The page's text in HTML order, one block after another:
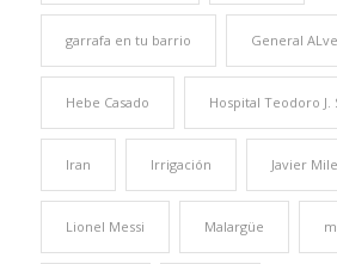
garrafa en tu barrio General
Hebe Casado Hospital Teodoro J.
Iran Irrigación Javier
Lionel Messi Malargüe